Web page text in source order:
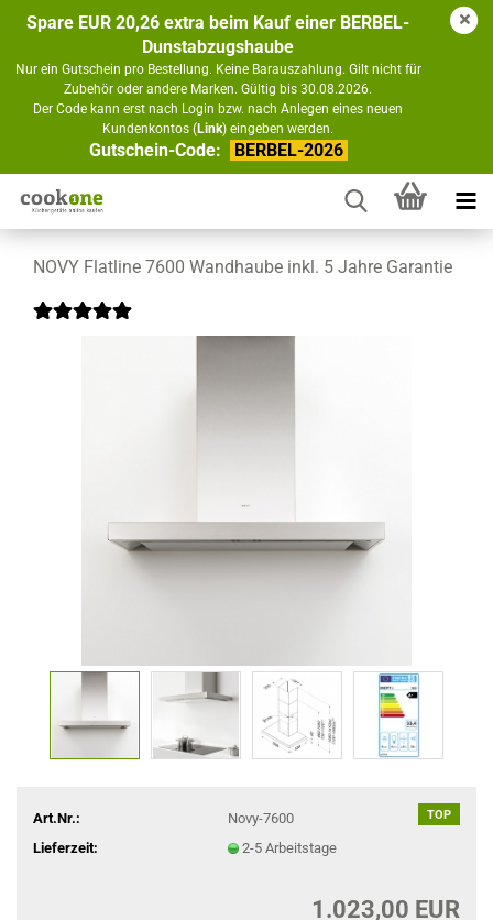
Spare EUR 20,26 extra beim Kauf einer BERBEL-
Dunstabzugshaube
Nur ein Gutschein pro Bestellung. Keine Barauszahlung. Gilt nicht für
Zubehör oder andere Marken. Gültig bis 30.08.2026.
Der Code kann erst nach Login bzw. nach Anlegen eines neuen
Kundenkontos (Link) eingeben werden.
Gutschein-Code: BERBEL-2026
NOVY Flatline 7600 Wandhaube inkl. 5 Jahre Garantie
TOP
Art.Nr.:
Novy-7600
Lieferzeit:
2-5 Arbeitstage
1.023,00 EUR